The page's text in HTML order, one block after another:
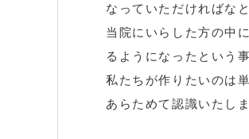
なっていただければな
当院にいらした方の中
るようになったという
私たちが作りたいのは
あらためて認識いたしま